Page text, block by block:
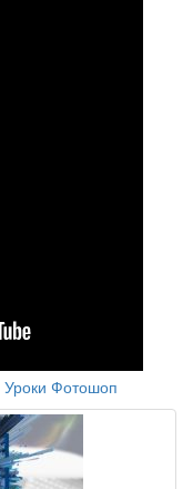
Уроки Фотошоп